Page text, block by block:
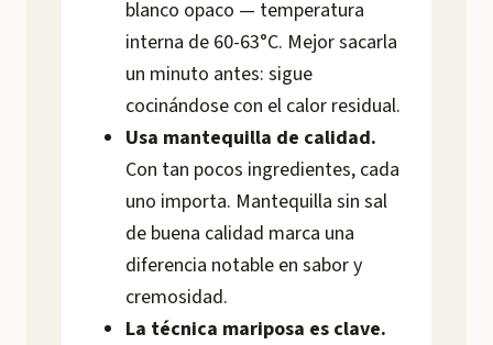
blanco opaco — temperatura
interna de 60-63°C. Mejor sacarla
un minuto antes: sigue
cocinándose con el calor residual.
Usa mantequilla de calidad.
Con tan pocos ingredientes, cada
uno importa. Mantequilla sin sal
de buena calidad marca una
diferencia notable en sabor y
cremosidad.
La técnica mariposa es clave.